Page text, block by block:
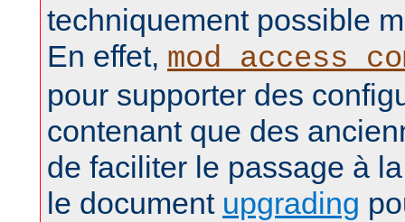
techniquement possible
En effet,
pour supporter des
contenant que des
de faciliter le passage à
le document upgrading